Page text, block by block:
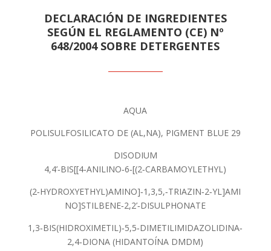
DECLARACIÓN DE INGREDIENTES
SEGÚN EL REGLAMENTO (CE) Nº
648/2004 SOBRE DETERGENTES
AQUA
POLISULFOSILICATO DE (AL,NA), PIGMENT BLUE 29
DISODIUM
4,4’‑BIS[[4‑ANILINO‑6‑[(2‑CARBAMOYLETHYL)
(2‑HYDROXYETHYL)AMINO]‑1,3,5,‑TRIAZIN‑2‑YL]AMI
NO]STILBENE‑2,2’‑DISULPHONATE
1,3‑BIS(HIDROXIMETIL)‑5,5‑DIMETILIMIDAZOLIDINA‑
2,4‑DIONA (HIDANTOÍNA DMDM)